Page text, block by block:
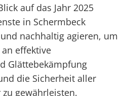
auf das Jahr 2025
in Schermbeck
nachhaltig agieren, um
effektive
Glättebekämpfung
die Sicherheit aller
gewährleisten.